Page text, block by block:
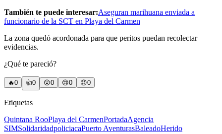
También te puede interesar:Aseguran marihuana enviada a
funcionario de la SCT en Playa del Carmen
La zona quedó acordonada para que peritos puedan recolectar
evidencias.
¿Qué te pareció?
🔥0 👍0 😲0 😢0 😠0
Etiquetas
Quintana RooPlaya del CarmenPortadaAgencia
SIMSolidaridadpoliciacaPuerto AventurasBaleadoHerido